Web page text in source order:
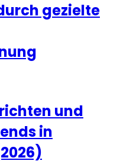
gezielte
und
in